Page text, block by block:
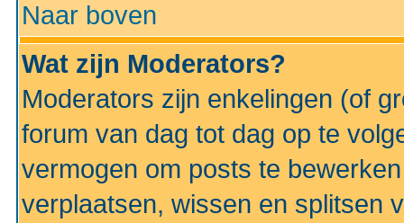
Naar boven
Wat zijn Moderators?
Moderators zijn enkelingen (of
forum van dag tot dag op te
vermogen om posts te
verplaatsen, wissen en splitsen